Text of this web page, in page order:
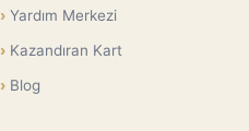
Yardım Merkezi
Kazandıran Kart
Blog